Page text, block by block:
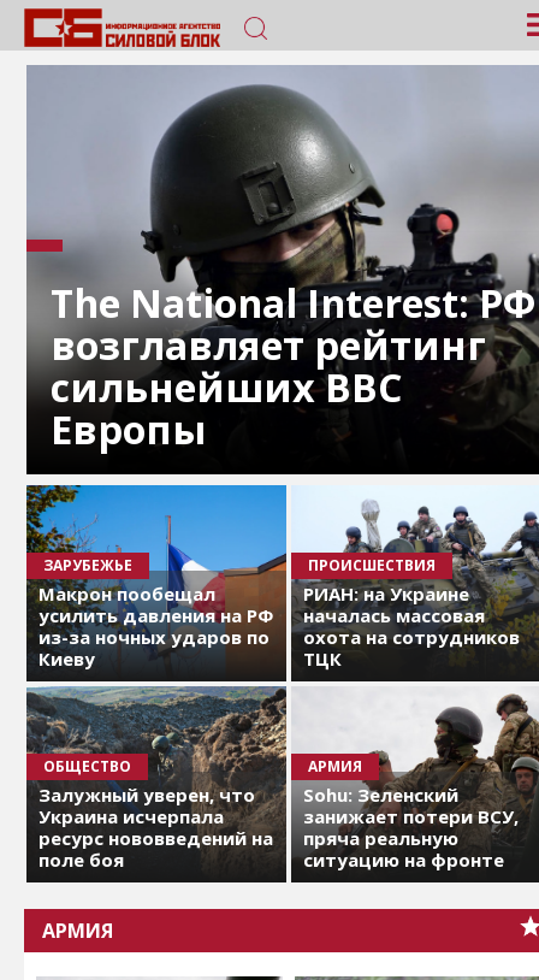
The National Interest: РФ
возглавляет рейтинг
сильнейших ВВС
Европы
ЗАРУБЕЖЬЕ
Макрон пообещал
усилить давления на РФ
из-за ночных ударов по
Киеву
ПРОИСШЕСТВИЯ
РИАН: на Украине
началась массовая
охота на сотрудников
ТЦК
ОБЩЕСТВО
Залужный уверен, что
Украина исчерпала
ресурс нововведений на
поле боя
АРМИЯ
Sohu: Зеленский
занижает потери ВСУ,
пряча реальную
ситуацию на фронте
АРМИЯ